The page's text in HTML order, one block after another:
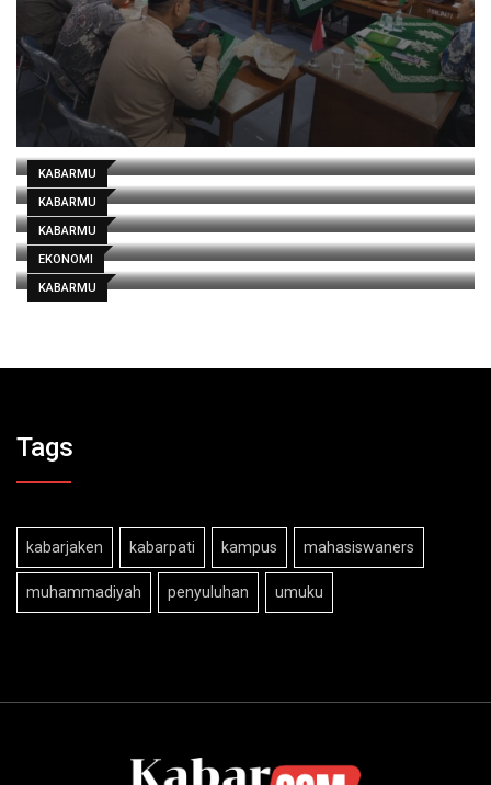
KABARMU
KABARMU
KABARMU
EKONOMI
KABARMU
Tags
kabarjaken kabarpati kampus mahasiswaners
muhammadiyah penyuluhan umuku